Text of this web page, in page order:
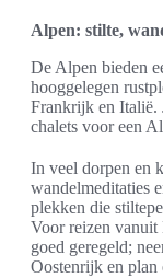
Alpen: stilte,
De Alpen bieden
hooggelegen
Frankrijk en Italië.
chalets voor een
In veel dorpen en
wandelmeditaties
plekken die
Voor reizen vanuit
goed geregeld;
Oostenrijk en plan